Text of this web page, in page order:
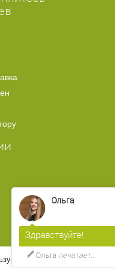
балки
файлы Cookies, чтобы
Ольга
Здравствуйте!
Ольга печатает...